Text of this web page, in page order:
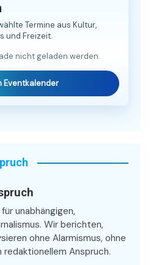
Termine aus Kultur,
und Freizeit.
nicht geladen werden.
Eventkalender
unabhängigen,
Wir berichten,
ohne Alarmismus, ohne
redaktionellem Anspruch.